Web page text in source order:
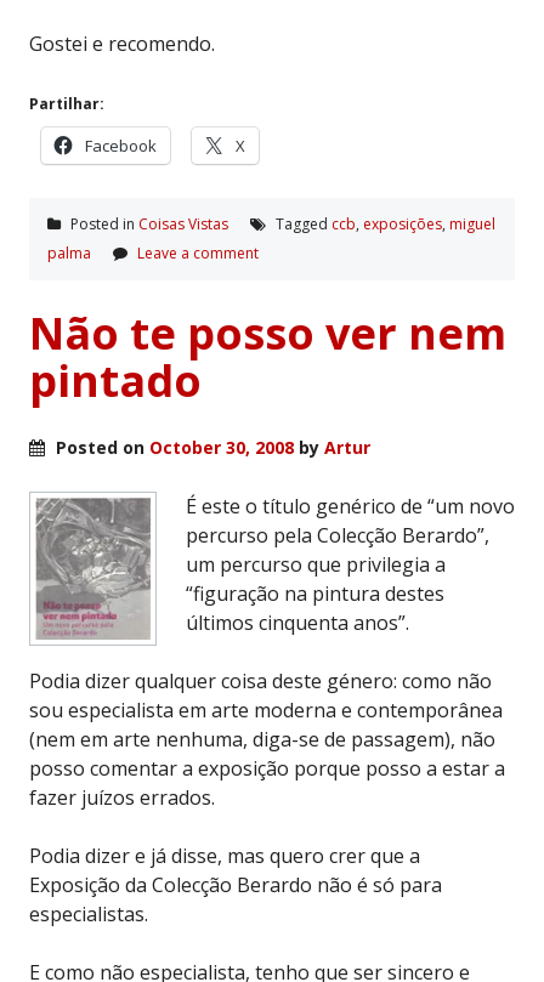
Gostei e recomendo.
Partilhar:
Facebook X
Posted in Coisas Vistas Tagged ccb, exposições, miguel
palma
Leave a comment
Não te posso ver nem
pintado
Posted on October 30, 2008 by Artur
É este o título genérico de “um novo
percurso pela Colecção Berardo”,
um percurso que privilegia a
“figuração na pintura destes
últimos cinquenta anos”.
Podia dizer qualquer coisa deste género: como não
sou especialista em arte moderna e contemporânea
(nem em arte nenhuma, diga-se de passagem), não
posso comentar a exposição porque posso a estar a
fazer juízos errados.
Podia dizer e já disse, mas quero crer que a
Exposição da Colecção Berardo não é só para
especialistas.
E como não especialista, tenho que ser sincero e